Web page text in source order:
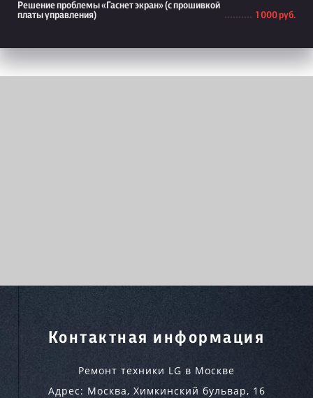
Решение проблемы «Гаснет экран» (с прошивкой
платы управления)
1 000 руб.
Контактная информация
Ремонт техники LG в Москве
Адрес: Москва, Химкинский бульвар, 16